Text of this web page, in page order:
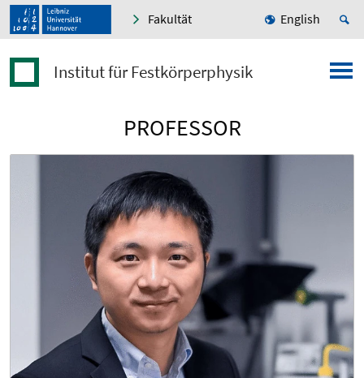
Fakultät English
Institut für Festkörperphysik
PROFESSOR